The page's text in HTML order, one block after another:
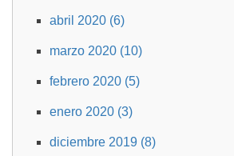
abril 2020 (6)
marzo 2020 (10)
febrero 2020 (5)
enero 2020 (3)
diciembre 2019 (8)